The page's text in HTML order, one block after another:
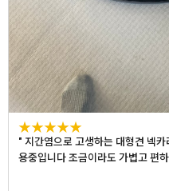
★★★★★
" 지간염으로 고생하는 대형견 넥
용중입니다 조금이라도 가볍고 편